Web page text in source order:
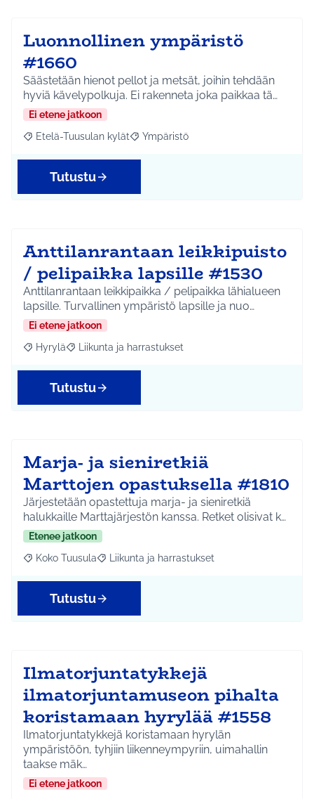
Luonnollinen ympäristö
#1660
Säästetään hienot pellot ja metsät, joihin tehdään
hyviä kävelypolkuja. Ei rakenneta joka paikkaa tä…
Ei etene jatkoon
Rajaa tulokset aihepiirin mukaan: Etelä-Tuusulan kylät
Etelä-Tuusulan kylät Rajaa tulokset teeman mukaan:
Ympäristö
Tutustu
Anttilanrantaan leikkipuisto
/ pelipaikka lapsille #1530
Anttilanrantaan leikkipaikka / pelipaikka lähialueen
lapsille. Turvallinen ympäristö lapsille ja nuo…
Ei etene jatkoon
Rajaa tulokset aihepiirin mukaan: Hyrylä
Hyrylä Rajaa tulokset teeman mukaan: Liikunta ja
Liikunta ja harrastukset
Tutustu
Marja- ja sieniretkiä
Marttojen opastuksella #1810
Järjestetään opastettuja marja- ja sieniretkiä
halukkaille Marttajärjestön kanssa. Retket olisivat k…
Etenee jatkoon
Rajaa tulokset aihepiirin mukaan: Koko Tuusula
Koko Tuusula Rajaa tulokset teeman mukaan: Liikunta ja
Liikunta ja harrastukset
Tutustu
Ilmatorjuntatykkejä
ilmatorjuntamuseon pihalta
koristamaan hyrylää #1558
Ilmatorjuntatykkejä koristamaan hyrylän
ympäristöön, tyhjiin liikenneympyriin, uimahallin
taakse mäk…
Ei etene jatkoon